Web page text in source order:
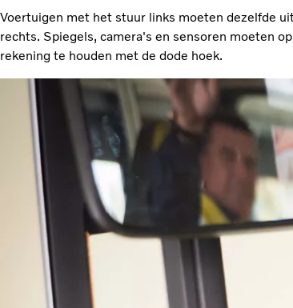
Voertuigen met het stuur links moeten dezelfde
rechts. Spiegels, camera's en sensoren moeten
rekening te houden met de dode hoek.